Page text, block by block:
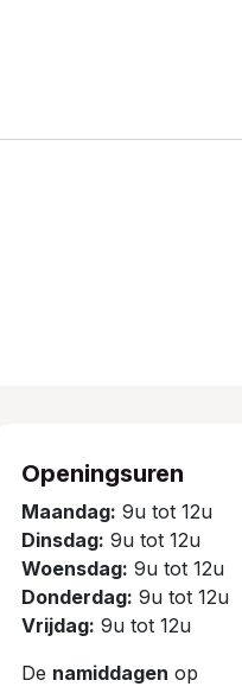
Openingsuren
Maandag: 9u tot 12u
Dinsdag: 9u tot 12u
Woensdag: 9u tot 12u
Donderdag: 9u tot 12u
Vrijdag: 9u tot 12u
De namiddagen op